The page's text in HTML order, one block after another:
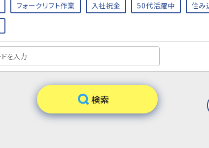
フォークリフト作業 入社祝金 50代活躍中 住み